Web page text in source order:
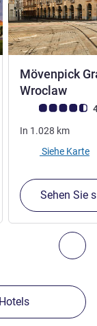
in der Nähe
in der Nähe
Mövenpick
Wroclaw
Note
In 1.028 km
Siehe Karte
Sehen Sie